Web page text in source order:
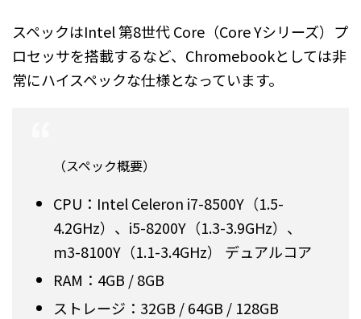
スペックはIntel 第8世代 Core（Core Yシリーズ）プ
ロセッサを搭載するなど、Chromebookとしては非
常にハイスペックな仕様となっています。
（スペック概要）
CPU：Intel Celeron i7-8500Y（1.5-
4.2GHz）、i5-8200Y（1.3-3.9GHz）、
m3-8100Y（1.1-3.4GHz） デュアルコア
RAM：4GB / 8GB
ストレージ：32GB / 64GB / 128GB